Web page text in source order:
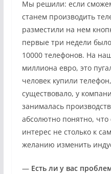
Мы решили: если
станем производить
разместили на нем
первые три недели
10000 телефонов. На
миллиона евро, это
человек купили
существовало, у
занималась
абсолютно понятно,
интерес не столько к
желанию изменить
— Есть ли у вас